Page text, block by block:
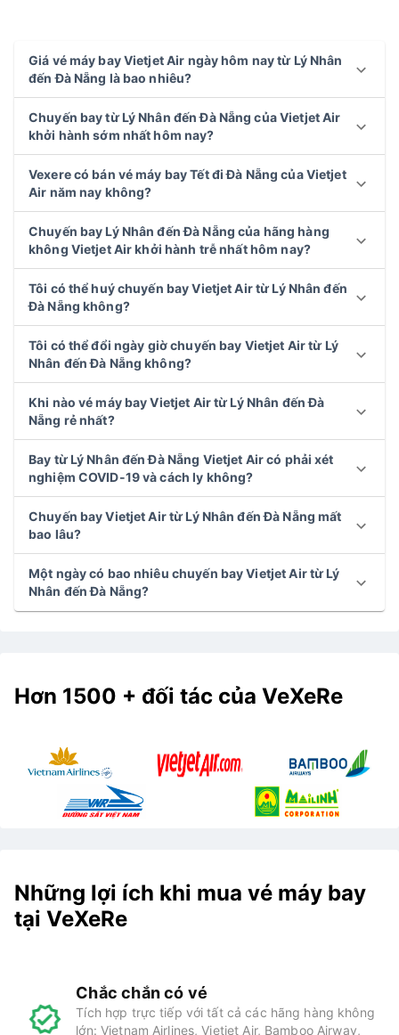
Giá vé máy bay Vietjet Air ngày hôm nay từ Lý Nhân
đến Đà Nẵng là bao nhiêu?
Chuyến bay từ Lý Nhân đến Đà Nẵng của Vietjet Air
khởi hành sớm nhất hôm nay?
Vexere có bán vé máy bay Tết đi Đà Nẵng của Vietjet
Air năm nay không?
Chuyến bay Lý Nhân đến Đà Nẵng của hãng hàng
không Vietjet Air khởi hành trễ nhất hôm nay?
Tôi có thể huý chuyến bay Vietjet Air từ Lý Nhân đến
Đà Nẵng không?
Tôi có thể đổi ngày giờ chuyến bay Vietjet Air từ Lý
Nhân đến Đà Nẵng không?
Khi nào vé máy bay Vietjet Air từ Lý Nhân đến Đà
Nẵng rẻ nhất?
Bay từ Lý Nhân đến Đà Nẵng Vietjet Air có phải xét
nghiệm COVID-19 và cách ly không?
Chuyến bay Vietjet Air từ Lý Nhân đến Đà Nẵng mất
bao lâu?
Một ngày có bao nhiêu chuyến bay Vietjet Air từ Lý
Nhân đến Đà Nẵng?
Hơn 1500 + đối tác của VeXeRe
Những lợi ích khi mua vé máy bay
tại VeXeRe
Chắc chắn có vé
Tích hợp trực tiếp với tất cả các hãng hàng không
lớn: Vietnam Airlines, Vietjet Air, Bamboo Airway,